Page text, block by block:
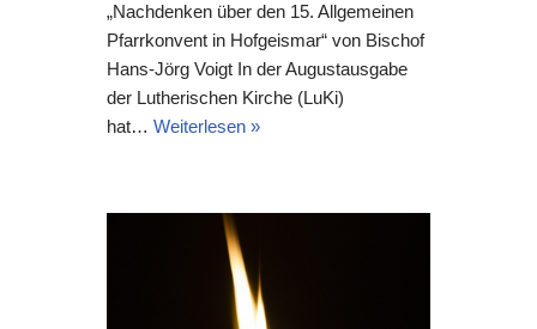
„Nachdenken über den 15. Allgemeinen
Pfarrkonvent in Hofgeismar“ von Bischof
Hans-Jörg Voigt In der Augustausgabe
der Lutherischen Kirche (LuKi)
hat… Weiterlesen »